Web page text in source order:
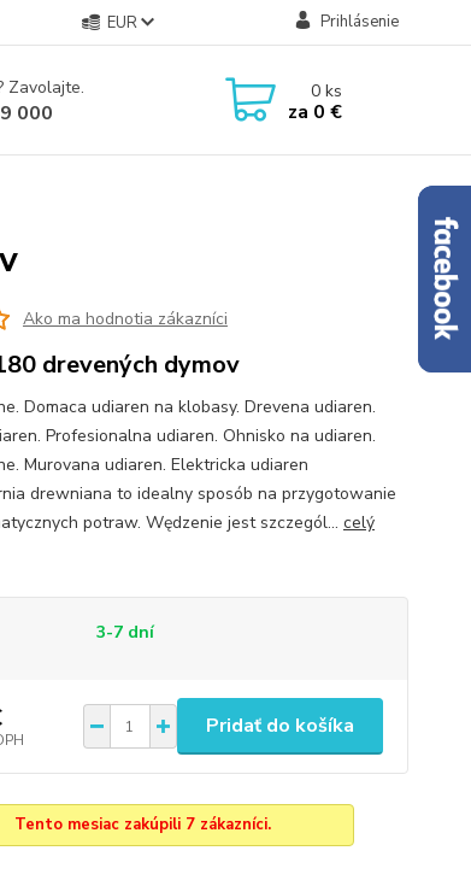
EUR Prihlásenie
Zavolajte.
000
0ks
za 0 €
Ako ma hodnotia zákazníci
drevených dymov
Domaca udiaren na klobasy. Drevena udiaren.
Profesionalna udiaren. Ohnisko na udiaren.
Murovana udiaren. Elektricka udiaren
drewniana to idealny sposób na przygotowanie
potraw. Wędzenie jest szczegól... celý
3-7 dní
Pridať do košíka
Tento mesiac zakúpili 7 zákazníci.